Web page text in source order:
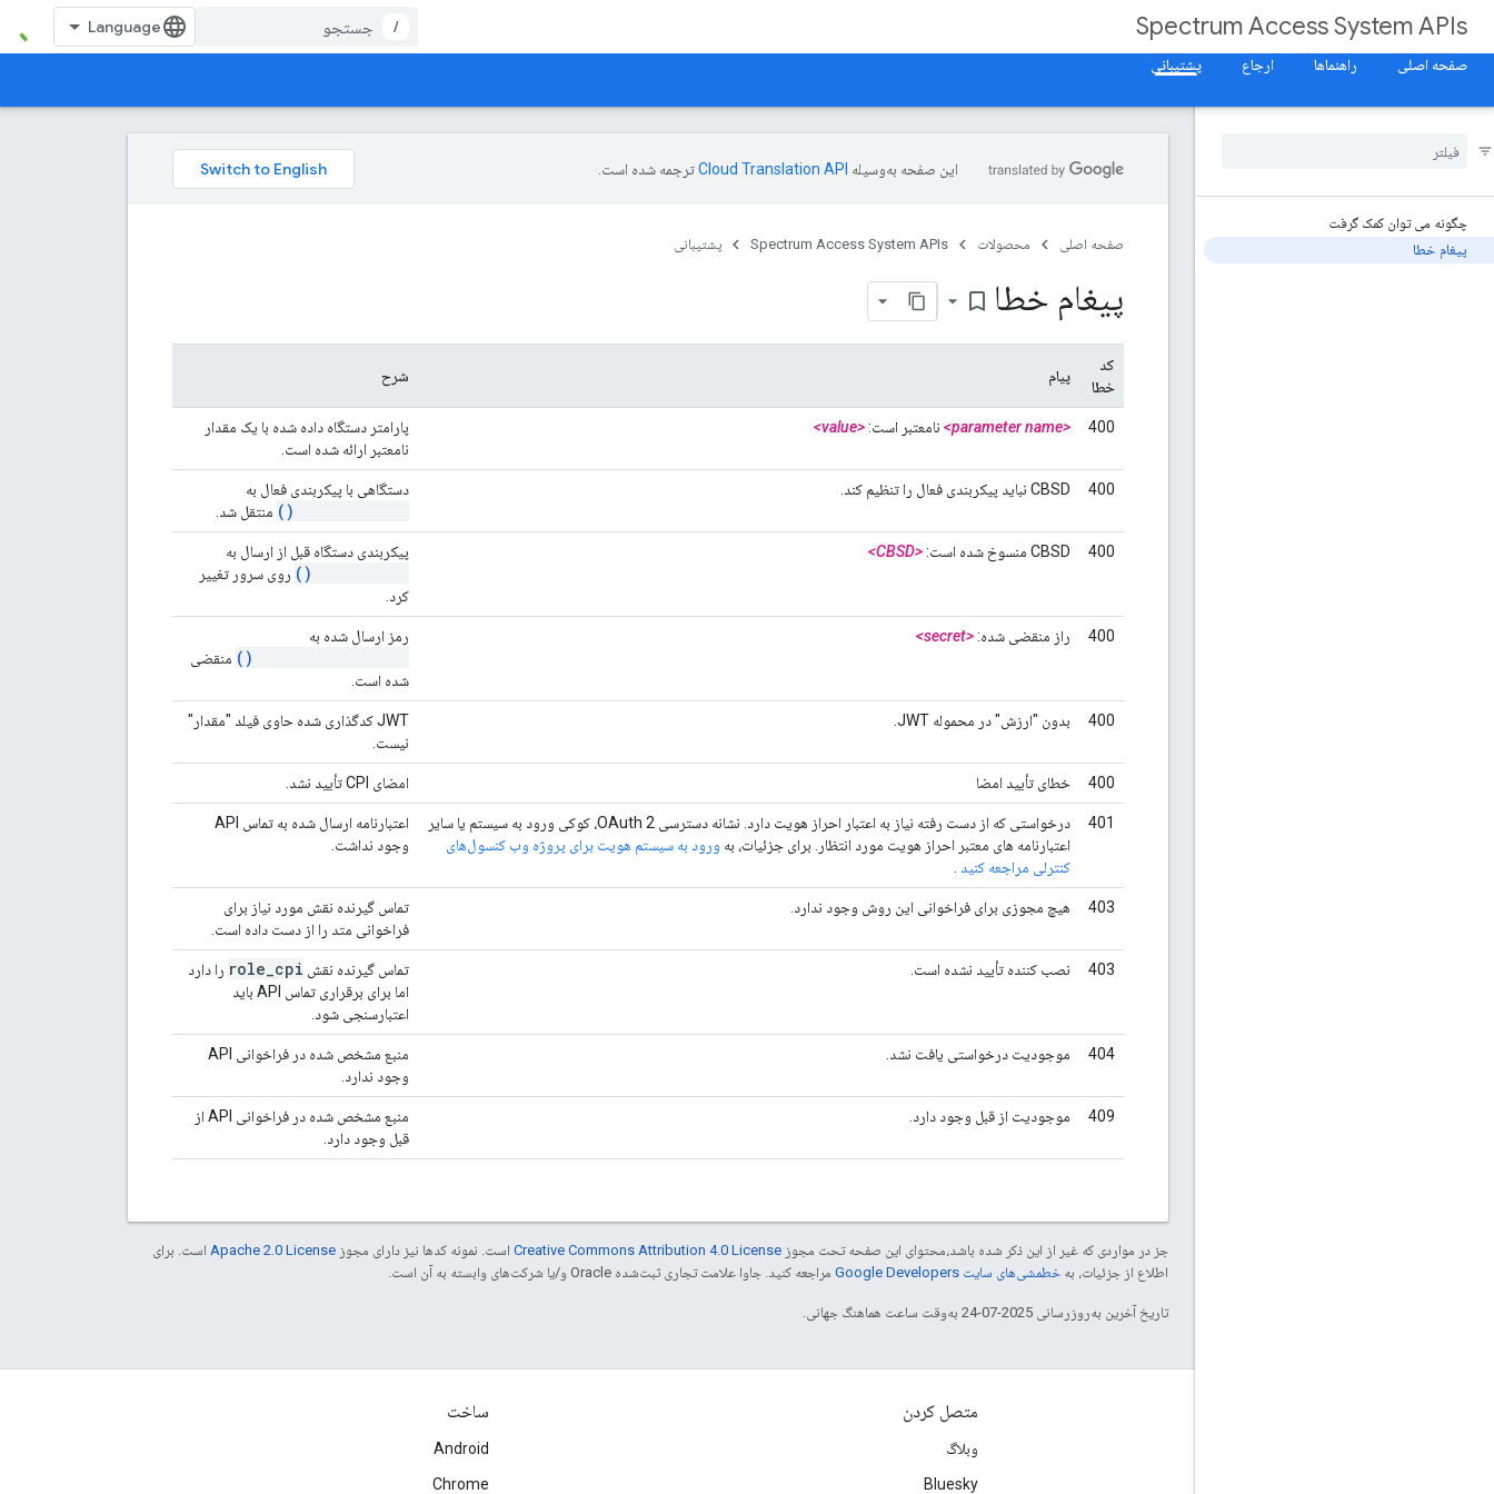
Spectrum Access System APIs
/
صفحه اصلی
راهنماها ارجاع پشتیبانی
چگونه می توان کمک گرفت
پیغام خطا
این صفحه به‌وسیله ترجمه شده است.
صفحه اصلی محصولات Spectrum Access System APIs پشتیبانی
پیغام خطا bookmark_border
کد
خطا
پیام شرح
400
<parameter name> نامعتبر است:<value>
پارامتر دستگاه داده شده با یک مقدار
نامعتبر ارائه شده است.
400 CBSD نباید پیکربندی فعال را تنظیم کند. دستگاهی با پیکربندی فعال به
منتقل شد.
400 CBSD منسوخ شده است: <CBSD> پیکربندی دستگاه قبل از ارسال به
روی سرور تغییر
کرد.
400 راز منقضی شده:<secret> رمز ارسال شده به
منقضی
شده است.
400 بدون "ارزش" در محموله JWT.
JWT کدگذاری شده حاوی فیلد "مقدار"
نیست.
400 خطای تأیید امضا امضای CPI تأیید نشد.
401
درخواستی که از دست رفته نیاز به اعتبار احراز هویت دارد. نشانه دسترسی OAuth 2، کوکی ورود به سیستم یا سایر
اعتبارنامه های معتبر احراز هویت مورد انتظار. برای جزئیات، به ورود به سیستم هویت برای پروژه وب کنسول‌های
کنترلی مراجعه کنید
اعتبارنامه ارسال شده به تماس API
وجود نداشت.
403 هیچ مجوزی برای فراخوانی این روش وجود ندارد.
تماس گیرنده نقش مورد نیاز برای
فراخوانی متد را از دست داده است.
403 نصب کننده تأیید نشده است. تماس گیرنده نقش role cpi
را دارد
اما برای برقراری تماس API باید
اعتبارسنجی شود.
404 موجودیت درخواستی یافت نشد.
منبع مشخص شده در فراخوانی API
وجود ندارد.
409 موجودیت از قبل وجود دارد.
منبع مشخص شده در فراخوانی API از
قبل وجود دارد.
جز در مواردی که غیر از این ذکر شده باشد،‌محتوای این صفحه تحت مجوز Creative Commons Attribution 4.0 License است. نمونه کدها نیز دارای مجوز Apache 2.0 License است. برای
اطلاع از جزئیات، به خطمشی‌های سایت Google Developers‏ مراجعه کنید. جاوا علامت تجاری ثبت‌شده Oracle و/یا شرکت‌های وابسته به آن است.
تاریخ آخرین به‌روزرسانی 2025-07-24 به‌وقت ساعت هماهنگ جهانی.
متصل کردن
وبلاگ
Bluesky
ساخت
Android
Chrome